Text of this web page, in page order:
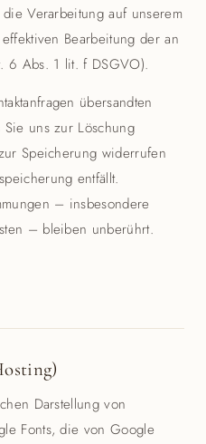
Verarbeitung auf unserem
Bearbeitung der an
6 Abs. 1 lit. f DSGVO).
übersandten
uns zur Löschung
Speicherung widerrufen
entfällt.
– insbesondere
– bleiben unberührt.
Darstellung von
Fonts, die von Google